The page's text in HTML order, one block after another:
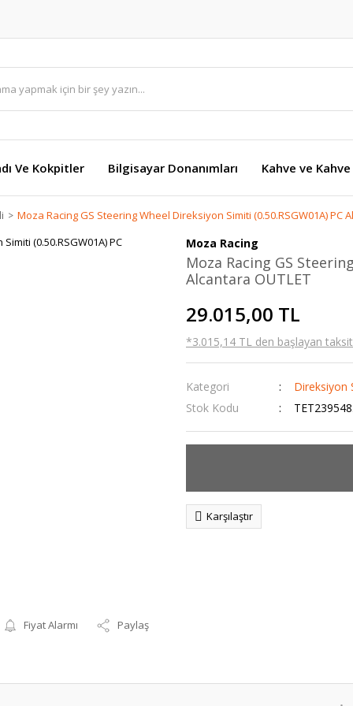
Ve Kokpitler Bilgisayar Donanımları Kahve ve
Moza Racing GS Steering Wheel Direksiyon Simiti (0.50.RSGW01A) PC
Fiyat Alarmı Paylaş
Moza Racing
Moza Racing GS
Alcantara OUTLET
29.015,00 TL
*3.015,14 TL den başlayan
Kategori
Direksiyon
Stok Kodu
Karşılaştır